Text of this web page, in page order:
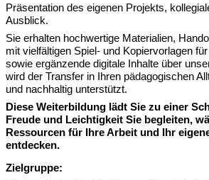
Präsentation des eigenen Projekts,
Ausblick.
Sie erhalten hochwertige Materialien,
mit vielfältigen Spiel- und Kopiervorlagen
sowie ergänzende digitale Inhalte über
wird der Transfer in Ihren pädagogischen
und nachhaltig unterstützt.
Diese Weiterbildung lädt Sie zu einer
Freude und Leichtigkeit Sie begleiten,
Ressourcen für Ihre Arbeit und Ihr
entdecken.
Zielgruppe: